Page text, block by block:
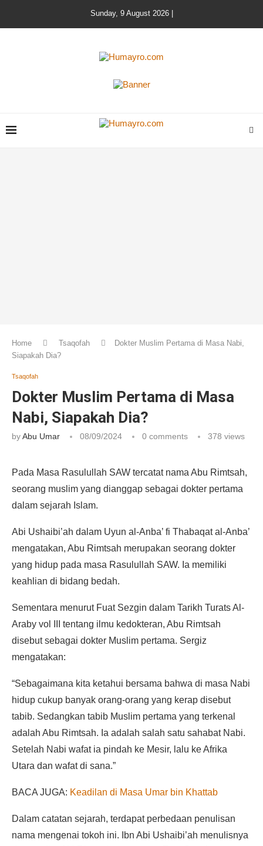
Sunday, 9 August 2026 |
Home Tsaqofah
Dokter Muslim Pertama di Masa Nabi,
Siapakah Dia?
Tsaqofah
Dokter Muslim Pertama di Masa
Nabi, Siapakah Dia?
byAbu Umar 08/09/2024 0 comments 378 views
Pada Masa Rasulullah SAW tercatat nama Abu Rimtsah,
seorang muslim yang dianggap sebagai dokter pertama
dalam sejarah Islam.
Abi Ushaibi’ah dalam Uyun al-Anba’ fi Thabaqat al-Anba’
mengatakan, Abu Rimtsah merupakan seorang dokter
yang hidup pada masa Rasulullah SAW. Ia memiliki
keahlian di bidang bedah.
Sementara menurut Fuat Sezgin dalam Tarikh Turats Al-
Araby vol III tentang ilmu kedokteran, Abu Rimtsah
disebut sebagai dokter Muslim pertama. Sergiz
mengatakan:
“Sebagaimana kita ketahui bersama bahwa di masa Nabi
hidup cukup banyak orang-orang yang kerap disebut
tabib. Sedangkan tabib Muslim pertama yang terkenal
adalah Abu Rimtsah. Ia adalah salah satu sahabat Nabi.
Setelah Nabi wafat ia pindah ke Mesir, lalu ke Afrika
Utara dan wafat di sana.”
BACA JUGA: Keadilan di Masa Umar bin Khattab
Dalam catatan sejarah, terdapat perbedaan penulisan
nama mengenai tokoh ini. Ibn Abi Ushaibi’ah menulisnya